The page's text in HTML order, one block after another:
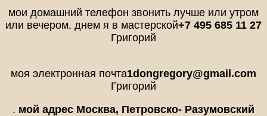
мои домашний телефон звонить лучше или утром
или вечером, днем я в мастерской+7 495 685 11 27
Григорий
моя электронная почта1dongregory@gmail.com
Григорий
. мой адрес Москва, Петровско- Разумовский